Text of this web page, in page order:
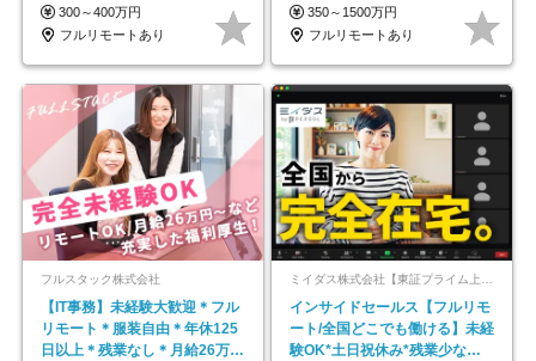
300～400万円
フルリモートあり
350～1500万円
フルリモートあり
フルスタック株式会社
【IT事務】未経験大歓迎＊フル
リモート＊服装自由＊年休125
日以上＊残業なし＊月給26万円
インサイドセールス【フルリモ
ート/全国どこでも働ける】未経
験OK*土日祝休み*残業少なめ*